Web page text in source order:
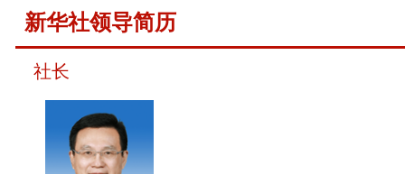
新华社领导简历
社长